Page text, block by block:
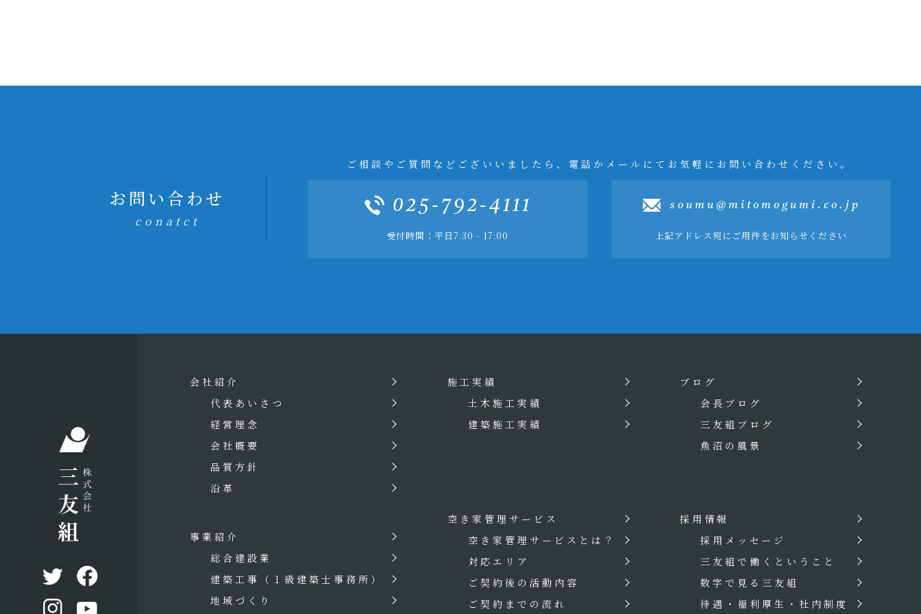
お問い合わせ
conatct
ご相談やご質問などございいましたら、電話かメールにてお気軽にお問い合わせください。
025-792-4111
受付時間：平日7:30 - 17:00
soumu@mitomogumi.co.jp
上記アドレス宛にご用件をお知らせください
会社紹介
代表あいさつ
経営理念
会社概要
品質方針
沿革
事業紹介
総合建設業
建築工事
（１級建築士事務所）
地域づくり
施工実績
土木施工実績
建築施工実績
空き家管理サービス
空き家管理サービスとは？
対応エリア
ご契約後の活動内容
ご契約までの流れ
ブログ
会長ブログ
三友組ブログ
魚沼の風景
採用情報
採用メッセージ
三友組で働くということ
数字で見る三友組
待遇・福利厚生・社内制度